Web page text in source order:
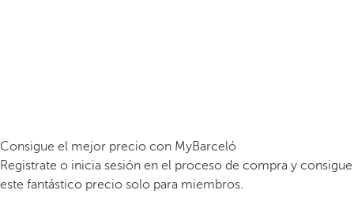
Consigue el mejor precio con MyBarceló
Registrate o inicia sesión en el proceso de compra y consigue
este fantástico precio solo para miembros.